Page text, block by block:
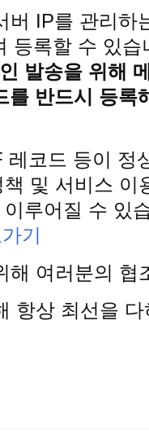
버 IP를 관리하
등록할 수 있습
발송을 위해
를 반드시 등록
레코드 등이 정
및 서비스 이
루어질 수 있
기
해 여러분의 협
항상 최선을